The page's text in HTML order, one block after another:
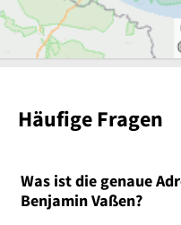
Häufige Fragen
Was ist die genaue
Benjamin Vaßen?